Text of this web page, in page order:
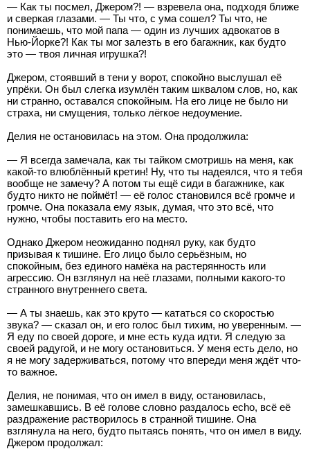
— Как ты посмел, Джером?! — взревела она, подходя ближе
и сверкая глазами. — Ты что, с ума сошел? Ты что, не
понимаешь, что мой папа — один из лучших адвокатов в
Нью-Йорке?! Как ты мог залезть в его багажник, как будто
это — твоя личная игрушка?!
Джером, стоявший в тени у ворот, спокойно выслушал её
упрёки. Он был слегка изумлён таким шквалом слов, но, как
ни странно, оставался спокойным. На его лице не было ни
страха, ни смущения, только лёгкое недоумение.
Делия не остановилась на этом. Она продолжила:
— Я всегда замечала, как ты тайком смотришь на меня, как
какой-то влюблённый кретин! Ну, что ты надеялся, что я тебя
вообще не замечу? А потом ты ещё сиди в багажнике, как
будто никто не поймёт! — её голос становился всё громче и
громче. Она показала ему язык, думая, что это всё, что
нужно, чтобы поставить его на место.
Однако Джером неожиданно поднял руку, как будто
призывая к тишине. Его лицо было серьёзным, но
спокойным, без единого намёка на растерянность или
агрессию. Он взглянул на неё глазами, полными какого-то
странного внутреннего света.
— А ты знаешь, как это круто — кататься со скоростью
звука? — сказал он, и его голос был тихим, но уверенным. —
Я еду по своей дороге, и мне есть куда идти. Я следую за
своей радугой, и не могу остановиться. У меня есть дело, но
я не могу задерживаться, потому что впереди меня ждёт что-
то важное.
Делия, не понимая, что он имел в виду, остановилась,
замешкавшись. В её голове словно раздалось echo, всё её
раздражение растворилось в странной тишине. Она
взглянула на него, будто пытаясь понять, что он имел в виду.
Джером продолжал: